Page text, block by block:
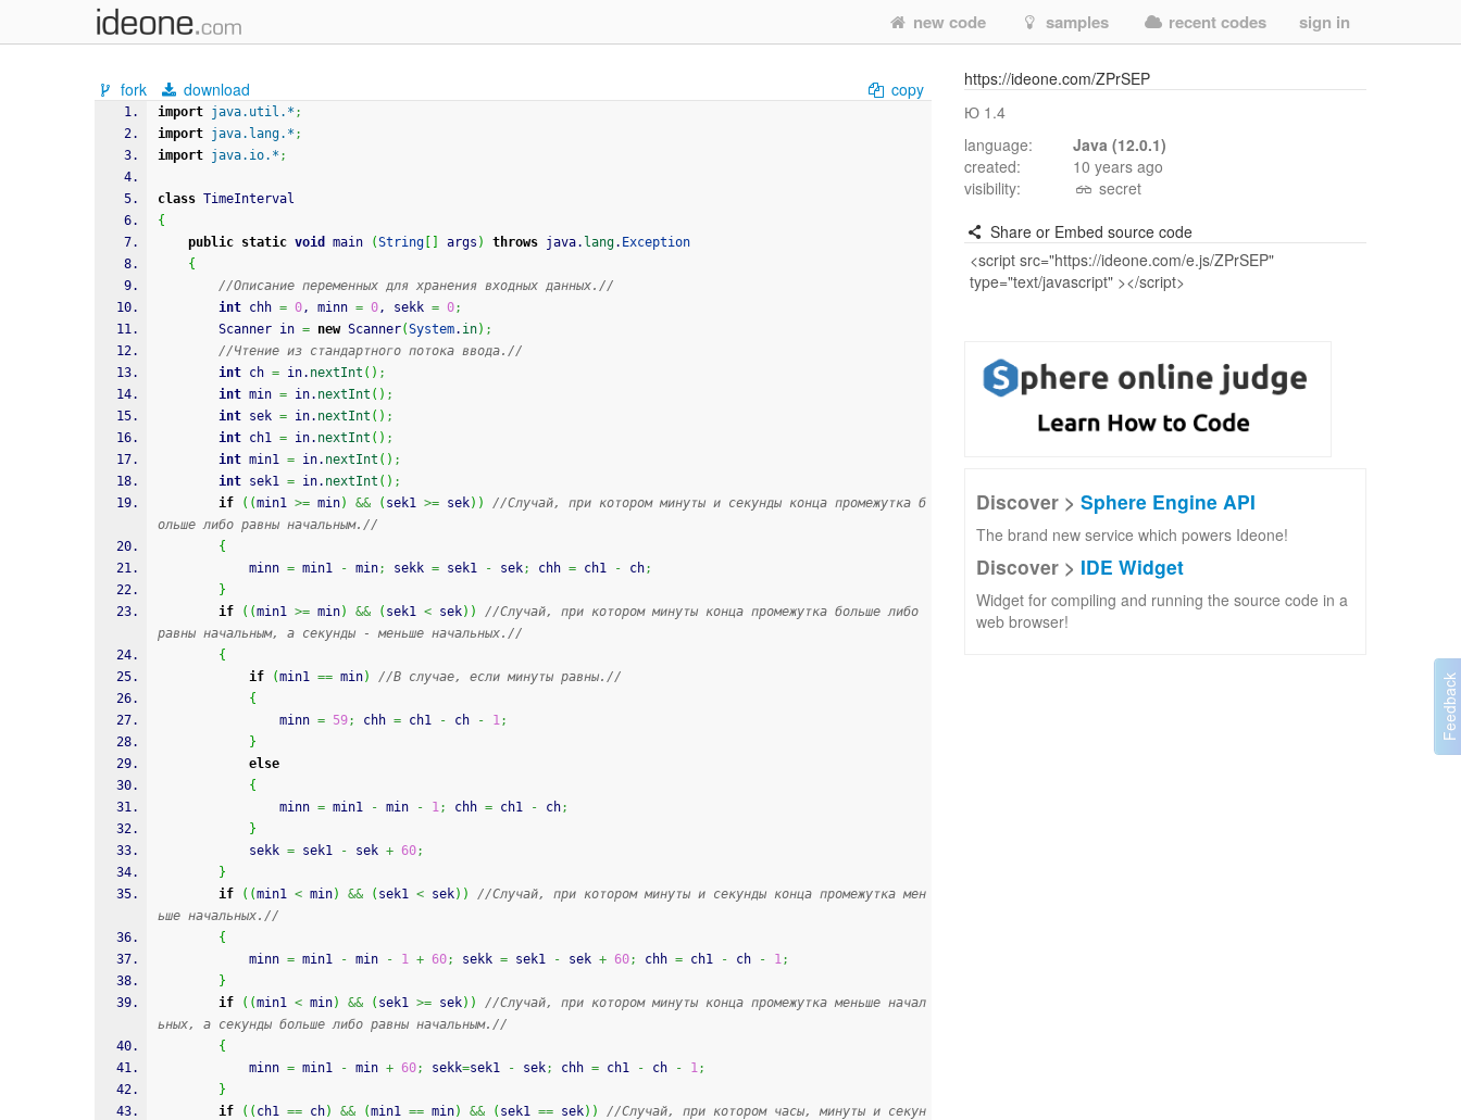
new code samples recent codes sign in
fork download copy
import java.util.* ;
import java.lang.* ;
import java.io.* ;
class TimeInterval
{
public static void main (String args ) throws java. lang. Exception
{
//Описание переменных для хранения входных данных.//
int chh = 0, minn = 0, sekk = 0;
		Scanner in
= new Scanner(System. in) ;
//Чтение из стандартного потока ввода.//
int ch = in. nextInt ( ) ;
int min = in. nextInt ( ) ;
int sek = in. nextInt ( ) ;
int ch1 = in. nextInt ( ) ;
int min1 = in. nextInt ( ) ;
int sek1 = in. nextInt ( ) ;
if
( (min1 >= min) && ( sek1 >= sek) )
//Случай, при котором минуты и секунды конца промежутка б
ольше либо равны начальным.//
{
			minn
= min1 - min; sekk = sek1 - sek; chh = ch1 - ch;
}
if
( (min1 >= min) && ( sek1 < sek) )
//Случай, при котором минуты конца промежутка больше либо
равны начальным, а секунды - меньше начальных.//
{
if
(min1 == min)
//В случае, если минуты равны.//
{
				minn
= 59; chh = ch1 - ch - 1;
}
else
{
				minn
= min1 - min - 1; chh = ch1 - ch;
}
			sekk
= sek1 - sek + 60;
}
if
( (min1 < min) && ( sek1 < sek) )
//Случай, при котором минуты и секунды конца промежутка мен
ьше начальных.//
{
			minn
= min1 - min - 1 + 60; sekk = sek1 - sek + 60; chh = ch1 - ch - 1;
}
if
( (min1 < min) && ( sek1 >= sek) )
//Случай, при котором минуты конца промежутка меньше начал
ьных, а секунды больше либо равны начальным.//
{
			minn
= min1 - min + 60; sekk=sek1 - sek; chh = ch1 - ch - 1;
}
if
( ( ch1 == ch) && (min1 == min) && ( sek1 == sek) )
//Случай, при котором часы, минуты и секун
https://ideone.com/ZPrSEP
Ю 1.4
language:
Java (12.0.1)
created:
10 years ago
visibility:
secret
Share or Embed source code
Discover > Sphere Engine API
The brand new service which powers Ideone!
Discover > IDE Widget
Widget for compiling and running the source code in a
web browser!